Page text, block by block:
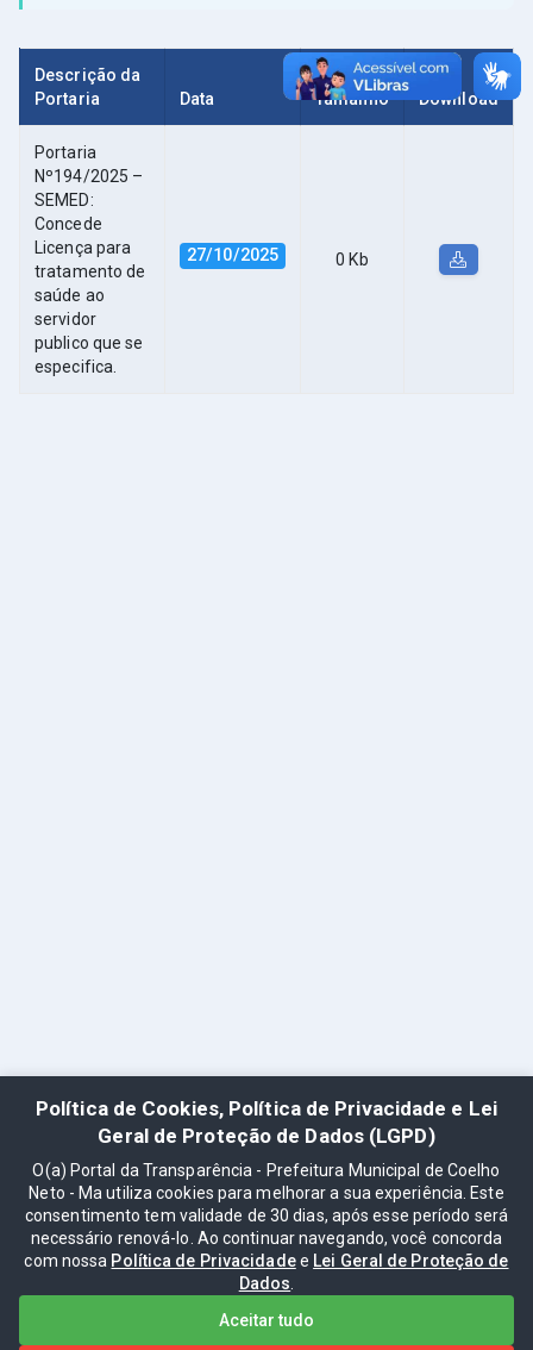
Descrição da
Portaria
Data Tamanho Download
Portaria
Nº194/2025 –
SEMED:
Concede
Licença para
tratamento de
saúde ao
servidor
publico que se
especifica.
27/10/2025 0 Kb
Política de Cookies, Política de Privacidade e Lei
Geral de Proteção de Dados (LGPD)
O(a) Portal da Transparência - Prefeitura Municipal de Coelho
Neto - Ma utiliza cookies para melhorar a sua experiência. Este
consentimento tem validade de 30 dias, após esse período será
necessário renová-lo. Ao continuar navegando, você concorda
com nossa Política de Privacidadee Lei Geral de Proteção de
Dados
Aceitar tudo